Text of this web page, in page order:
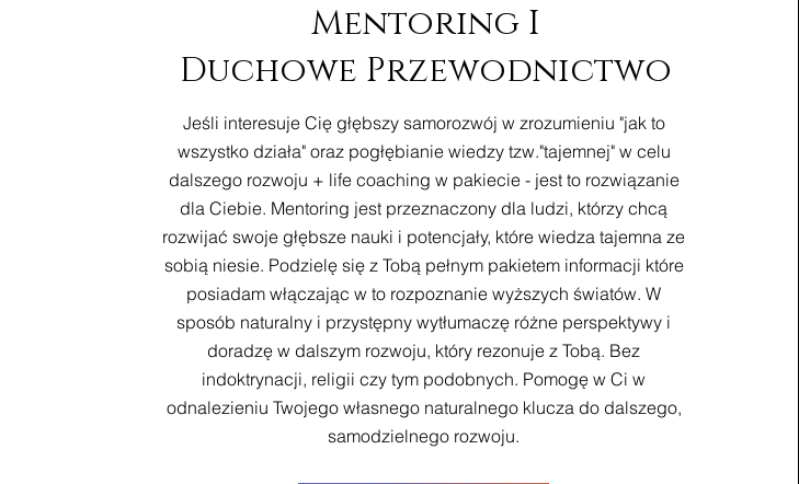
Mentoring I
Duchowe Przewodnictwo
Jeśli interesuje Cię głębszy samorozwój w zrozumieniu "jak to
wszystko działa" oraz pogłębianie wiedzy tzw."tajemnej" w celu
dalszego rozwoju + life coaching w pakiecie - jest to rozwiązanie
dla Ciebie. Mentoring jest przeznaczony dla ludzi, którzy chcą
rozwijać swoje głębsze nauki i potencjały, które wiedza tajemna ze
sobią niesie. Podzielę się z Tobą pełnym pakietem informacji które
posiadam włączając w to rozpoznanie wyższych światów. W
sposób naturalny i przystępny wytłumaczę różne perspektywy i
doradzę w dalszym rozwoju, który rezonuje z Tobą. Bez
indoktrynacji, religii czy tym podobnych. Pomogę w Ci w
odnalezieniu Twojego własnego naturalnego klucza do dalszego,
samodzielnego rozwoju.